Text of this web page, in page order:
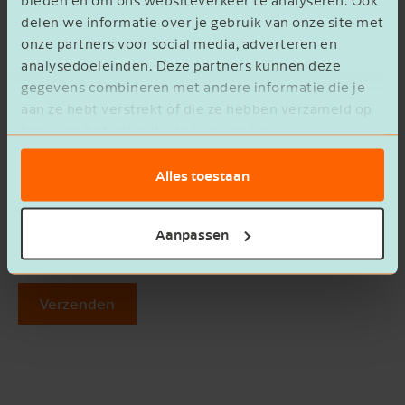
delen we informatie over je gebruik van onze site met
onze partners voor social media, adverteren en
analysedoeleinden. Deze partners kunnen deze
gegevens combineren met andere informatie die je
aan ze hebt verstrekt of die ze hebben verzameld op
basis van het gebruik van hun services.
Alles toestaan
Aanpassen
Bedrijfsnaam
Beschrijving
Ik ga akkoord met hetprivacy statement
Verzenden